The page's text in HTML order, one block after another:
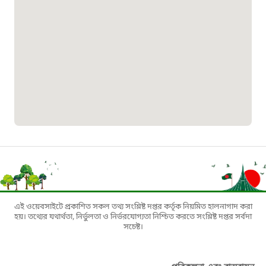
১৬৪৪৫
পাসপোর্ট বাতায়ন হটলাইন
১৬১৭১
এই ওয়েবসাইটে প্রকাশিত সকল তথ্য সংশ্লিষ্ট দপ্তর কর্তৃক নিয়মিত হালনাগাদ করা
হয়। তথ্যের যথার্থতা, নির্ভুলতা ও নির্ভরযোগ্যতা নিশ্চিত করতে সংশ্লিষ্ট দপ্তর সর্বদা
সচেষ্ট।